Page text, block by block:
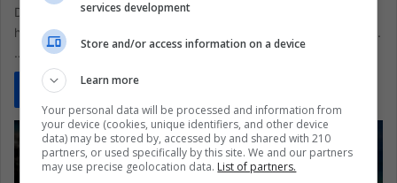
Daniel Ortega cumplió 80 años el 11 de noviembre, y los
hashtags de celebración sonaron como un ensayo de sucesión.
…
Read More »
services development
Store and/or access information on a device
Learn more
Your personal data will be processed and information from
your device (cookies, unique identifiers, and other device
data) may be stored by, accessed by and shared with 210
partners, or used specifically by this site. We and our partners
may use precise geolocation data. List of partners.